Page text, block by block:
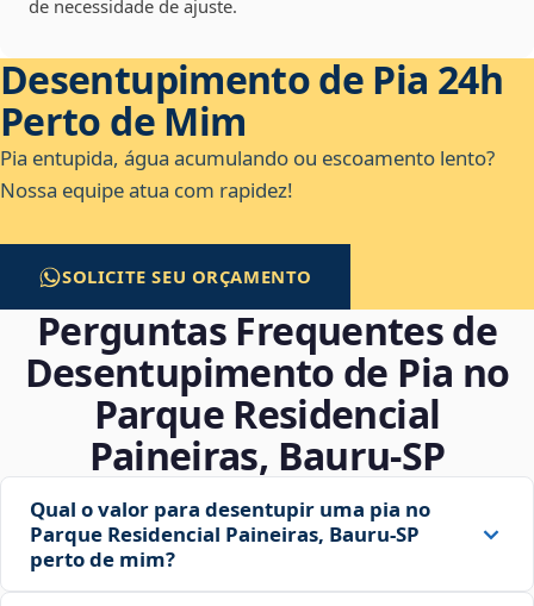
de necessidade de ajuste.
Desentupimento de Pia 24h
Perto de Mim
Pia entupida, água acumulando ou escoamento lento?
Nossa equipe atua com rapidez!
SOLICITE SEU ORÇAMENTO
Perguntas Frequentes de
Desentupimento de Pia no
Parque Residencial
Paineiras, Bauru‑SP
Qual o valor para desentupir uma pia no
Parque Residencial Paineiras, Bauru‑SP
perto de mim?